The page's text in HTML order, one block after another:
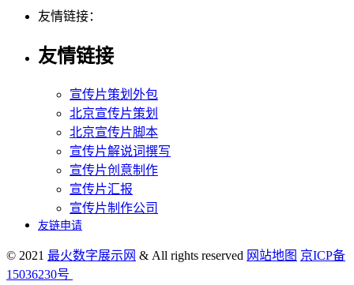
友情链接：
友情链接
宣传片策划外包
北京宣传片策划
北京宣传片脚本
宣传片解说词撰写
宣传片创意制作
宣传片汇报
宣传片制作公司
友链申请
© 2021 最火数字展示网 & All rights reserved 网站地图 京ICP备
15036230号